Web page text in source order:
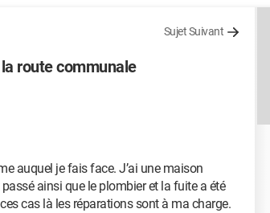
Sujet Suivant
route communale
auquel je fais face. J’ai une maison
ainsi que le plombier et la fuite a été
cas là les réparations sont à ma charge.